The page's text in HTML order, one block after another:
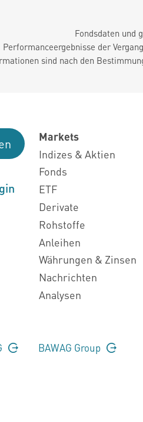
Fondsdaten und
Performanceergebnisse der
sind nach den
Markets
Indizes & Aktien
Fonds
ETF
Derivate
Rohstoffe
Anleihen
Währungen & Zinsen
Nachrichten
Analysen
BAWAG Group